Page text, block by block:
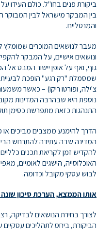
ביקורת פנים בחו"ל. כולם
בין המבקר מישראל לבין
והמנטליים.
מעבר לנושאים המוכרים שמומלץ
ונושאים אישיים, על המבקר
גוף, ואף על אופן יישור המבט אל
שמסמלת "רק רגע" הופכת
צ'ילה, ופורטו ריקו) – כאשר
נוספת היא שבהרבה המדינות
התנהגות כזאת מתפרשת כסימן
הדרך להימנע ממצבים מביכים או
המדינה שבה עתידה להתרחש
להקדיש זמן לקריאת תכנים
האוכלוסייה, הישגים לאומיים,
לבוש עסקי מקובל וכדומה.
אותו הממצא, הערכת סיכון שונה
לצורך בחירת הנושאים לבדיקה,
הביקורת, ביחס לתהליכים